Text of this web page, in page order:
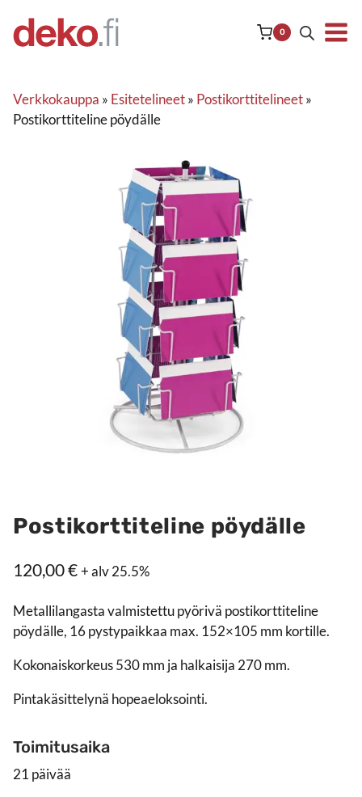
sisältöön
0
Verkkokauppa » Esitetelineet» Postikorttitelineet»
Postikorttiteline pöydälle
Postikorttiteline pöydälle
120,00€+ alv 25.5%
Metallilangasta valmistettu pyörivä postikorttiteline
pöydälle, 16 pystypaikkaa max. 152×105 mm kortille.
Kokonaiskorkeus 530 mm ja halkaisija 270 mm.
Pintakäsittelynä hopeaeloksointi.
Toimitusaika
21 päivää